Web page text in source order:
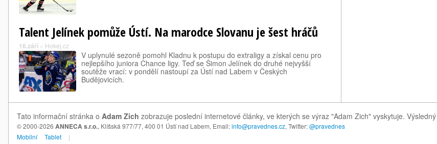
Talent Jelínek pomůže Ústí. Na marodce Slovanu je šest hráčů
16.září » Hokej.cz
V uplynulé sezoně pomohl Kladnu k postupu do extraligy a získal cenu pro
nejlepšího juniora Chance ligy. Teď se Šimon Jelínek do druhé nejvyšší
soutěže vrací: v pondělí nastoupí za Ústí nad Labem v Českých
Budějovicích.
Tato informační stránka o Adam Zich zobrazuje poslední internetové články, ve kterých se výraz "Adam Zich" vyskytuje.
© 2000-2026 ANNECA s.r.o., Klíšská 977/77, 400 01 Ústí nad Labem, Email:info@pravednes.cz, Twitter:@pravednes
Mobilní
Tablet |